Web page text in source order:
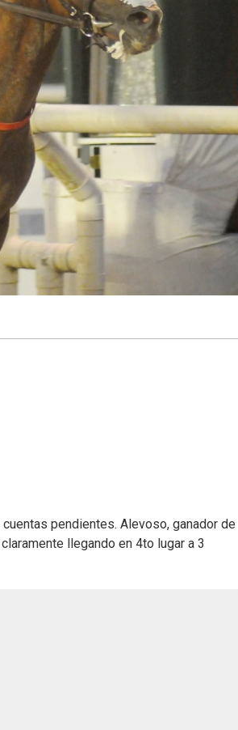
pendientes. Alevoso, ganador de
llegando en 4to lugar a 3